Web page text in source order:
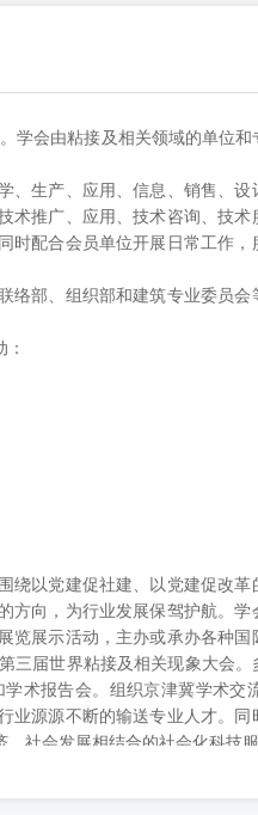
学会由粘接及相关领域的单位
生产、应用、信息、销售、
推广、应用、技术咨询、技术
配合会员单位开展日常工作
部、组织部和建筑专业委员
以党建促社建、以党建促改
向，为行业发展保驾护航。
展示活动，主办或承办各种
届世界粘接及相关现象大会
术报告会。组织京津冀学术交
源源不断的输送专业人才。
社会发展相结合的社会化科技服